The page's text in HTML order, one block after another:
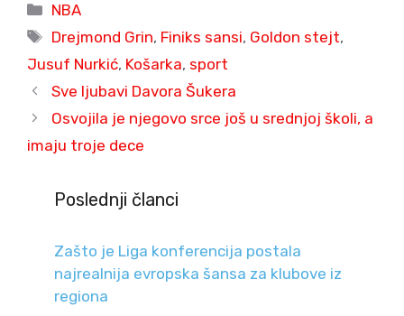
Categories
NBA
Tags
Drejmond Grin, Finiks sansi, Goldon stejt,
Jusuf Nurkić, Košarka, sport
Sve ljubavi Davora Šukera
Osvojila je njegovo srce još u srednjoj školi, a
imaju troje dece
Poslednji članci
Zašto je Liga konferencija postala
najrealnija evropska šansa za klubove iz
regiona